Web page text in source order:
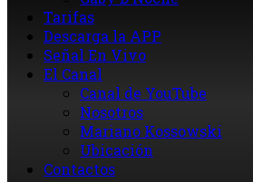
Tarifas
Descarga la APP
Señal En Vivo
El Canal
Canal de YouTube
Nosotros
Mariano Kossowski
Ubicación
Contactos